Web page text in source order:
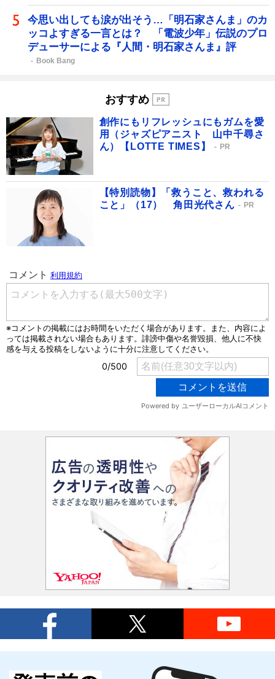
今思い出しても涙が出そう…「明石家さんま」のカ
ッコよすぎる一言とは？ 「電波少年」伝説のプロ
デューサーによる『人間・明石家さんま』評
Book Bang
おすすめ
創作にもリフレッシュにもガムを愛
用（ジャズピアニスト 山中千尋さ
ん）【LOTTE TIMES】
PR
【特別読物】「救うこと、救われる
こと」（17） 角田光代さん
PR